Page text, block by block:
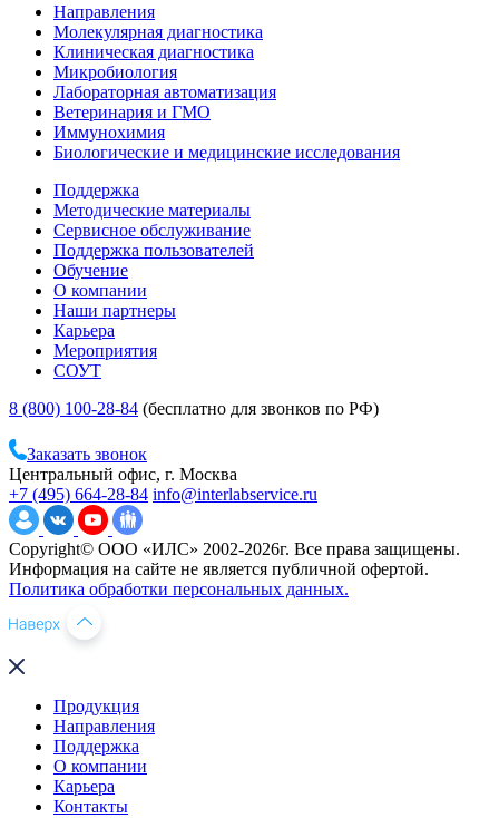
Направления
Молекулярная диагностика
Клиническая диагностика
Микробиология
Лабораторная автоматизация
Ветеринария и ГМО
Иммунохимия
Биологические и медицинские исследования
Поддержка
Методические материалы
Сервисное обслуживание
Поддержка пользователей
Обучение
О компании
Наши партнеры
Карьера
Мероприятия
СОУТ
8 (800) 100-28-84 (бесплатно для звонков по РФ)
Заказать звонок
Центральный офис, г. Москва
+7 (495) 664-28-84 info@interlabservice.ru
Copyright© ООО «ИЛС» 2002-2026г. Все права защищены.
Информация на сайте не является публичной офертой.
Политика обработки персональных данных.
Продукция
Направления
Поддержка
О компании
Карьера
Контакты